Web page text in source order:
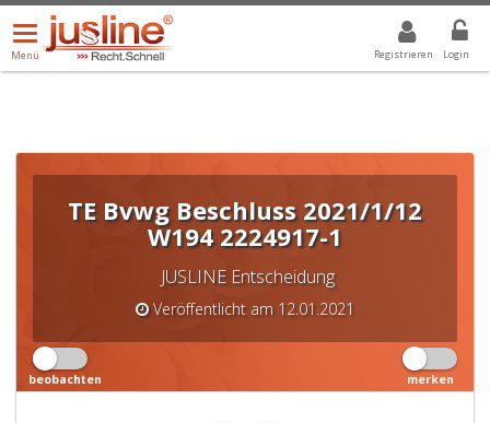
Registrieren Login
Menü
öffnen/schließen
Menü
ALLE DROPDOWN: GEWÄHLTER WERT IST ALLE
TE Bvwg Beschluss 2021/1/12
W194 2224917-1
JUSLINE Entscheidung
Veröffentlicht am 12.01.2021
beobachten merken